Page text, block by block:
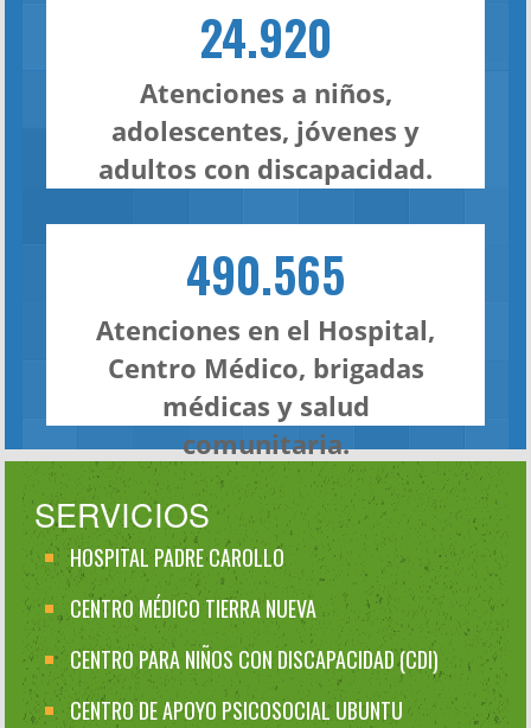
24.920
Atenciones a niños,
adolescentes, jóvenes y
adultos con discapacidad.
490.565
Atenciones en el Hospital,
Centro Médico, brigadas
médicas y salud
comunitaria.
SERVICIOS
HOSPITAL PADRE CAROLLO
CENTRO MÉDICO TIERRA NUEVA
CENTRO PARA NIÑOS CON DISCAPACIDAD (CDI)
CENTRO DE APOYO PSICOSOCIAL UBUNTU